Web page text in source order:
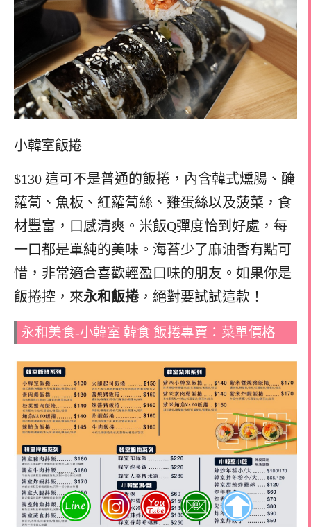
小韓室飯捲
$130 這可不是普通的飯捲，內含韓式燻腸、醃
蘿蔔、魚板、紅蘿蔔絲、雞蛋絲以及菠菜，食
材豐富，口感清爽。米飯Q彈度恰到好處，每
一口都是單純的美味。海苔少了麻油香有點可
惜，非常適合喜歡輕盈口味的朋友。如果你是
飯捲控，來永和飯捲，絕對要試試這款！
永和美食-小韓室 韓食 飯捲專賣：菜單價格